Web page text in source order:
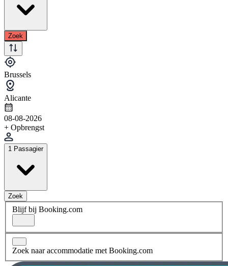
Zoek
Brussels
Alicante
08-08-2026
+ Opbrengst
1 Passagier
Zoek
Blijf bij Booking.com
Zoek naar accommodatie met Booking.com